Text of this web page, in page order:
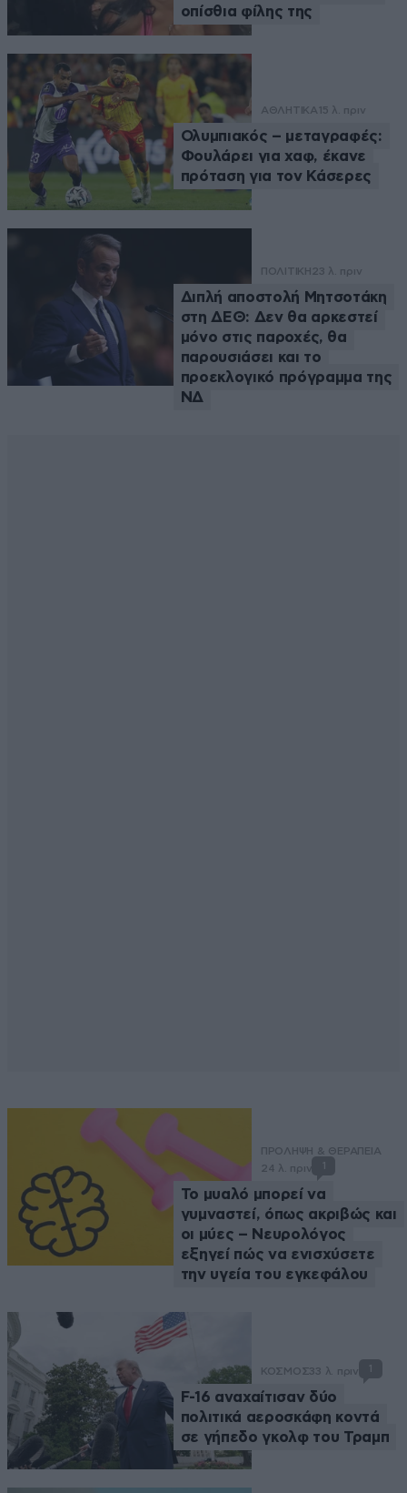
οπίσθια φίλης της
ΑΘΛΗΤΙΚΑ 15 λ. πριν
Ολυμπιακός – μεταγραφές:
Φουλάρει για χαφ, έκανε
πρόταση για τον Κάσερες
ΠΟΛΙΤΙΚΗ23 λ. πριν
Διπλή αποστολή Μητσοτάκη
στη ΔΕΘ: Δεν θα αρκεστεί
μόνο στις παροχές, θα
παρουσιάσει και το
προεκλογικό πρόγραμμα της
ΝΔ
ΠΡΟΛΗΨΗ & ΘΕΡΑΠΕΙΑ
24 λ. πριν
1
Το μυαλό μπορεί να
γυμναστεί, όπως ακριβώς και
οι μύες – Νευρολόγος
εξηγεί πώς να ενισχύσετε
την υγεία του εγκεφάλου
ΚΟΣΜΟΣ33 λ. πριν 1
F-16 αναχαίτισαν δύο
πολιτικά αεροσκάφη κοντά
σε γήπεδο γκολφ του Τραμπ